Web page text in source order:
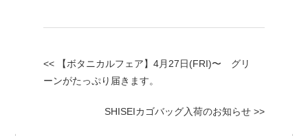
<< 【ボタニカルフェア】4月27日(FRI)〜 グリ
ーンがたっぷり届きます。
SHISEIカゴバッグ入荷のお知らせ >>